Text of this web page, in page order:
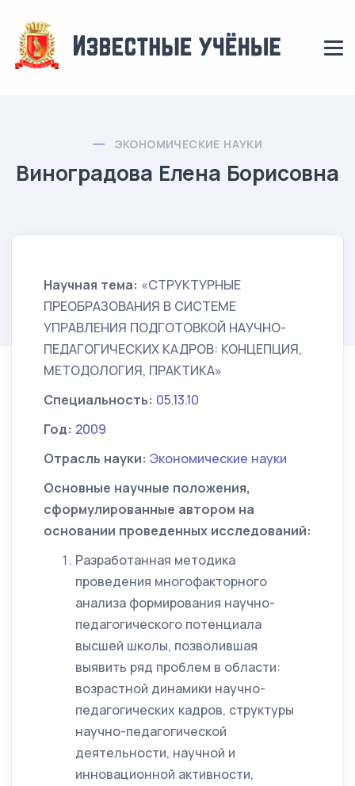
ЭКОНОМИЧЕСКИЕ НАУКИ
Виноградова Елена Борисовна
Научная тема: «СТРУКТУРНЫЕ
ПРЕОБРАЗОВАНИЯ В СИСТЕМЕ
УПРАВЛЕНИЯ ПОДГОТОВКОЙ НАУЧНО-
ПЕДАГОГИЧЕСКИХ КАДРОВ: КОНЦЕПЦИЯ,
МЕТОДОЛОГИЯ, ПРАКТИКА»
Специальность: 05.13.10
Год: 2009
Отрасль науки: Экономические науки
Основные научные положения,
сформулированные автором на
основании проведенных исследований:
Разработанная методика
проведения многофакторного
анализа формирования научно-
педагогического потенциала
высшей школы, позволившая
выявить ряд проблем в области:
возрастной динамики научно-
педагогических кадров, структуры
научно-педагогической
деятельности, научной и
инновационной активности,